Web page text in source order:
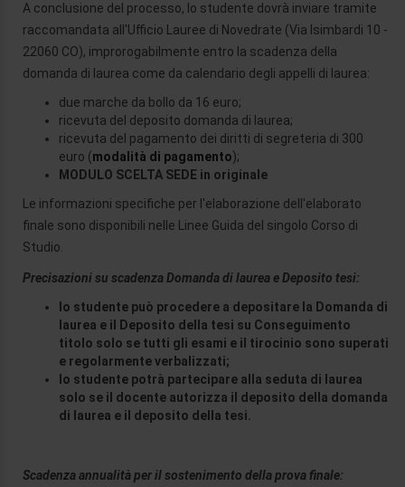
A conclusione del processo, lo studente dovrà inviare tramite
raccomandata all'Ufficio Lauree di Novedrate (Via Isimbardi 10 -
22060 CO), improrogabilmente entro la scadenza della
domanda di laurea come da calendario degli appelli di laurea:
due marche da bollo da 16 euro;
ricevuta del deposito domanda di laurea;
ricevuta del pagamento dei diritti di segreteria di 300
euro (modalità di pagamento);
MODULO SCELTA SEDE in originale
Le informazioni specifiche per l'elaborazione dell'elaborato
finale sono disponibili nelle Linee Guida del singolo Corso di
Studio.
Precisazioni su scadenza Domanda di laurea e Deposito tesi:
lo studente può procedere a depositare la Domanda di
laurea e il Deposito della tesi su Conseguimento
titolo solo se tutti gli esami e il tirocinio sono superati
e regolarmente verbalizzati;
lo studente potrà partecipare alla seduta di laurea
solo se il docente autorizza il deposito della domanda
di laurea e il deposito della tesi.
Scadenza annualità per il sostenimento della prova finale: